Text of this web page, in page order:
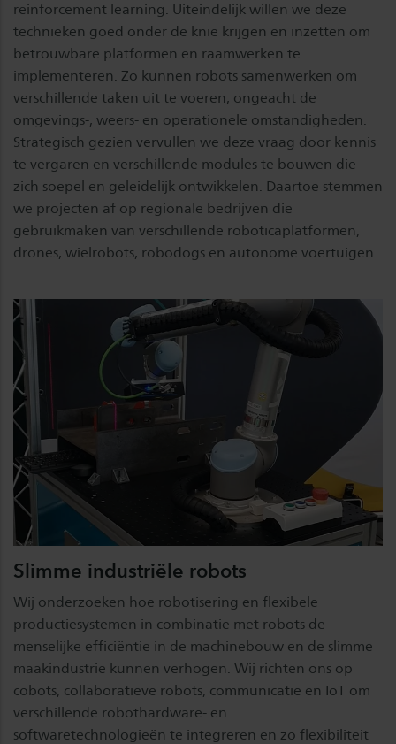
reinforcement learning. Uiteindelijk willen we deze
technieken goed onder de knie krijgen en inzetten om
betrouwbare platformen en raamwerken te
implementeren. Zo kunnen robots samenwerken om
verschillende taken uit te voeren, ongeacht de
omgevings-, weers- en operationele omstandigheden.
Strategisch gezien vervullen we deze vraag door kennis
te vergaren en verschillende modules te bouwen die
zich soepel en geleidelijk ontwikkelen. Daartoe stemmen
we projecten af op regionale bedrijven die
gebruikmaken van verschillende roboticaplatformen,
drones, wielrobots, robodogs en autonome voertuigen.
Slimme industriële robots
Wij onderzoeken hoe robotisering en flexibele
productiesystemen in combinatie met robots de
menselijke efficiëntie in de machinebouw en de slimme
maakindustrie kunnen verhogen. Wij richten ons op
cobots, collaboratieve robots, communicatie en IoT om
verschillende robothardware- en
softwaretechnologieën te integreren en zo flexibiliteit